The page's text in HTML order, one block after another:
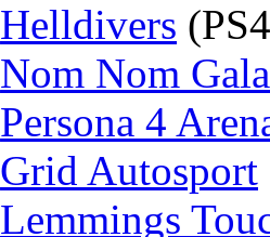
Helldivers
Nom Nom
Persona 4
Grid Autosport
Lemmings